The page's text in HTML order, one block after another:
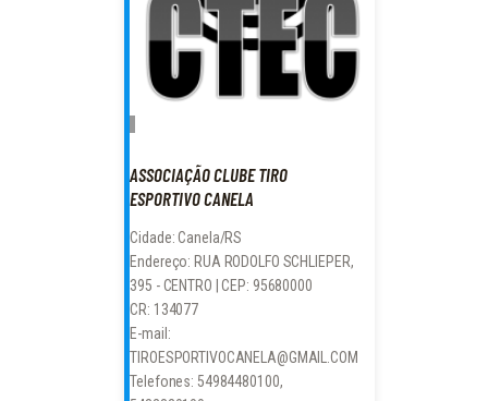
ASSOCIAÇÃO CLUBE TIRO
ESPORTIVO CANELA
Cidade: Canela/RS
Endereço: RUA RODOLFO SCHLIEPER,
395 - CENTRO | CEP: 95680000
CR: 134077
E-mail:
TIROESPORTIVOCANELA@GMAIL.COM
Telefones: 54984480100,